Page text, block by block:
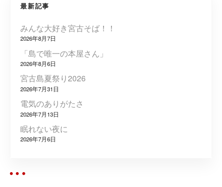
ョ
ン
最新記事
みんな大好き宮古そば！！
2026年8月7日
「島で唯一の本屋さん」
2026年8月6日
宮古島夏祭り2026
2026年7月31日
電気のありがたさ
2026年7月13日
眠れない夜に
2026年7月6日